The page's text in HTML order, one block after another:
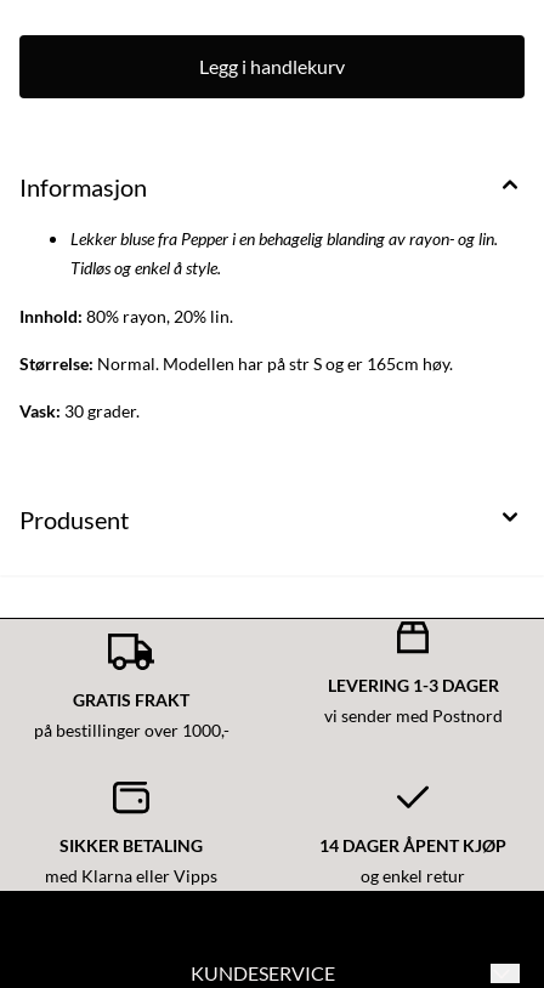
Legg i handlekurv
Informasjon
Lekker bluse fra Pepper i en behagelig blanding av rayon- og lin.
Tidløs og enkel å style.
Innhold: 80% rayon, 20% lin.
Størrelse: Normal. Modellen har på str S og er 165cm høy.
Vask: 30 grader.
Produsent
GRATIS FRAKT
på bestillinger over 1000,-
LEVERING 1-3 DAGER
vi sender med Postnord
SIKKER BETALING
med Klarna eller Vipps
14 DAGER ÅPENT KJØP
og enkel retur
KUNDESERVICE